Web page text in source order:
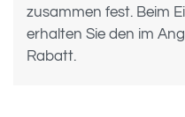
zusammen fest. Beim
erhalten Sie den im
Rabatt.